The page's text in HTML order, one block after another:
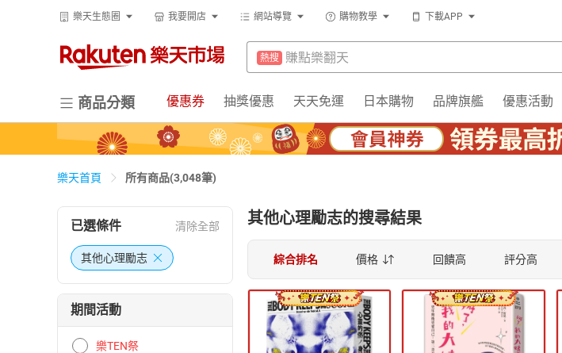
樂天生態圈 我要開店 網站導覽 購物教學 下載APP
賺點樂翻天
熱搜 防颱專區
熱搜 床架
熱搜 微波爐
熱搜 平板電腦
熱搜 熱門飯店推薦
商品分類 優惠券 抽獎優惠 天天免運 日本購物 品牌旗艦 優惠活動
熱搜 電子閱讀器
熱搜 床架
熱搜 微波爐
熱搜 吹風機
熱門飯店推薦
樂天首頁 所有商品(3,048筆)
已選條件 清除全部
其他心理勵志
期間活動
樂TEN祭
其他心理勵志的搜尋結果
綜合排名 價格 回饋高 評分高